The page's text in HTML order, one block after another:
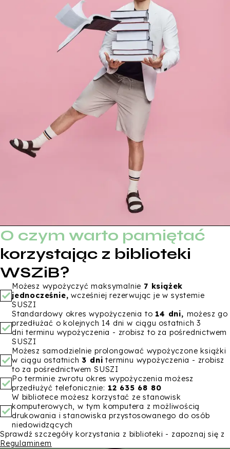
O czym warto pamiętać
korzystając z biblioteki
WSZiB?
Możesz wypożyczyć maksymalnie 7 książek
jednocześnie, wcześniej rezerwując je w systemie
SUSZI
Standardowy okres wypożyczenia to 14 dni, możesz go
przedłużać o kolejnych 14 dni w ciągu ostatnich 3
dni terminu wypożyczenia - zrobisz to za pośrednictwem
SUSZI
Możesz samodzielnie prolongować wypożyczone książki
w ciągu ostatnich 3 dni terminu wypożyczenia - zrobisz
to za pośrednictwem SUSZI
Po terminie zwrotu okres wypożyczenia możesz
przedłużyć telefonicznie: 12 635 68 80
W bibliotece możesz korzystać ze stanowisk
komputerowych, w tym komputera z możliwością
drukowania i stanowiska przystosowanego do osób
niedowidzących
Sprawdź szczegóły korzystania z biblioteki - zapoznaj się z
Regulaminem